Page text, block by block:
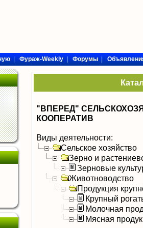
|Фураж-Weekly|Форумы|
"ВПЕРЕД"
КООПЕРАТИВ
Виды деятельности:
Сельское хозяйство
Зерно и
Зерновые
Животноводство
Продукция
Крупный
Молочная
Мясная